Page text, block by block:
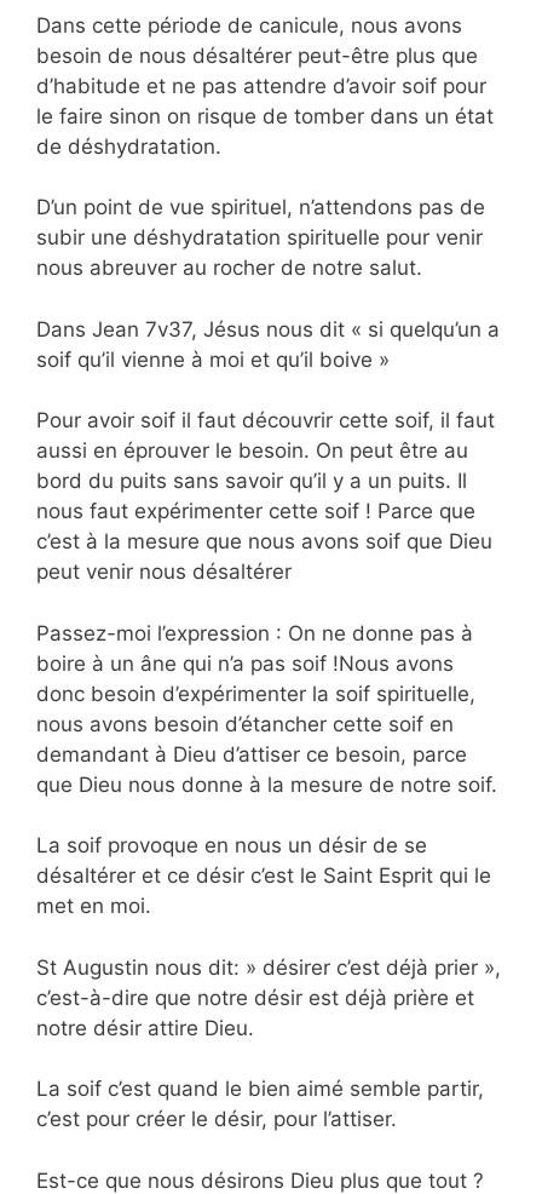
Dans cette période de canicule, nous avons
besoin de nous désaltérer peut-être plus que
d’habitude et ne pas attendre d’avoir soif pour
le faire sinon on risque de tomber dans un état
de déshydratation.
D’un point de vue spirituel, n’attendons pas de
subir une déshydratation spirituelle pour venir
nous abreuver au rocher de notre salut.
Dans Jean 7v37, Jésus nous dit « si quelqu’un a
soif qu’il vienne à moi et qu’il boive »
Pour avoir soif il faut découvrir cette soif, il faut
aussi en éprouver le besoin. On peut être au
bord du puits sans savoir qu’il y a un puits. Il
nous faut expérimenter cette soif ! Parce que
c’est à la mesure que nous avons soif que Dieu
peut venir nous désaltérer
Passez-moi l’expression : On ne donne pas à
boire à un âne qui n’a pas soif !Nous avons
donc besoin d’expérimenter la soif spirituelle,
nous avons besoin d’étancher cette soif en
demandant à Dieu d’attiser ce besoin, parce
que Dieu nous donne à la mesure de notre soif.
La soif provoque en nous un désir de se
désaltérer et ce désir c’est le Saint Esprit qui le
met en moi.
St Augustin nous dit: » désirer c’est déjà prier »,
c’est-à-dire que notre désir est déjà prière et
notre désir attire Dieu.
La soif c’est quand le bien aimé semble partir,
c’est pour créer le désir, pour l’attiser.
Est-ce que nous désirons Dieu plus que tout ?